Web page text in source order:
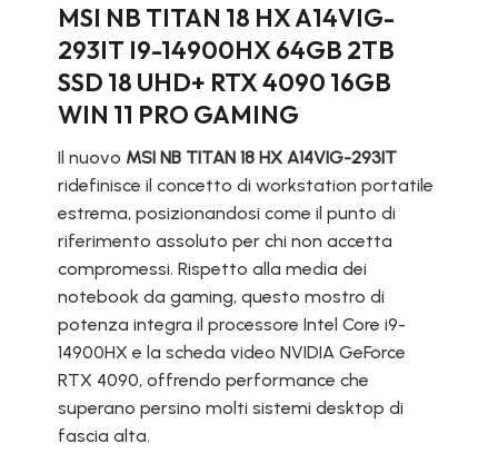
MSI NB TITAN 18 HX A14VIG-
293IT I9-14900HX 64GB 2TB
SSD 18 UHD+ RTX 4090 16GB
WIN 11 PRO GAMING
Il nuovo MSI NB TITAN 18 HX A14VIG-293IT
ridefinisce il concetto di workstation portatile
estrema, posizionandosi come il punto di
riferimento assoluto per chi non accetta
compromessi. Rispetto alla media dei
notebook da gaming, questo mostro di
potenza integra il processore Intel Core i9-
14900HX e la scheda video NVIDIA GeForce
RTX 4090, offrendo performance che
superano persino molti sistemi desktop di
fascia alta.